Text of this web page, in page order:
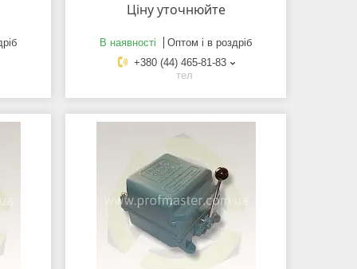
Ціну уточнюйте
В наявності
Оптом і в роздріб
+380 (44) 465-81-83
тел